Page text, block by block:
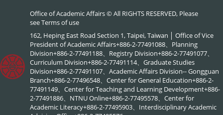
Office of Academic Affairs © All RIGHTS RESERVED, Please
seeTerms of use
162, Heping East Road Section 1, Taipei, Taiwan │ Office of Vice
President of Academic Affairs+886-2-77491088、Planning
Division+886-2-77491188、Registry Division+886-2-77491077、
Curriculum Division+886-2-77491114、Graduate Studies
Division+886-2-77491107、Academic Affairs Division-- Gongguan
Branch+886-2-77496548、Center for General Education+886-2-
77491149、Center for Teaching and Learning Development+886-
2-77491886、NTNU Online+886-2-77495578、Center for
Academic Literacy+886-2-77495903、Interdisciplinary Academic